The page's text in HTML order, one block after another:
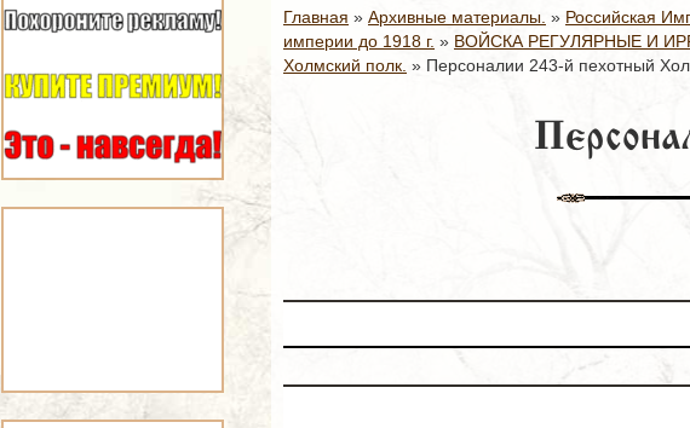
Главная » Архивные материалы. » Российская
империи до 1918 г. » ВОЙСКА РЕГУЛЯРНЫЕ И
Холмский полк. » Персоналии 243-й пехотный